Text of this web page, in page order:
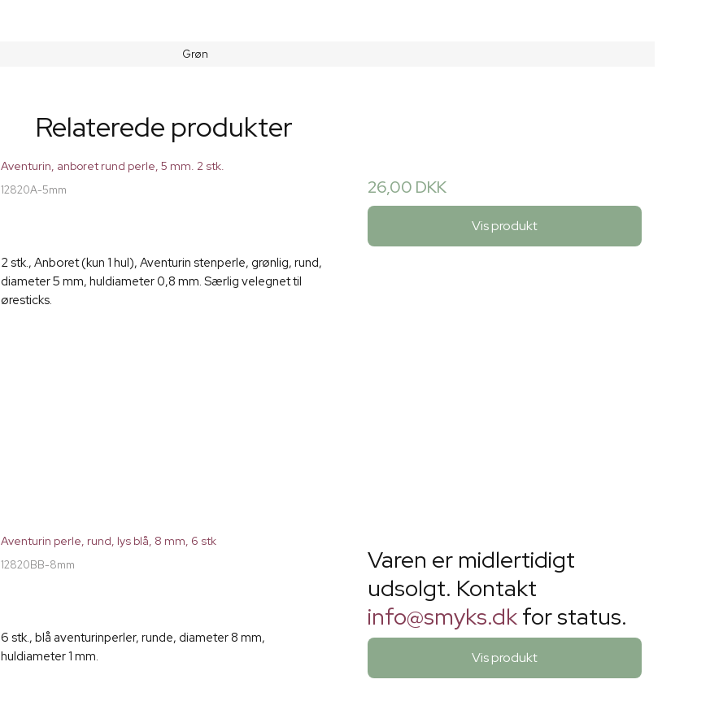
Grøn
Relaterede produkter
Aventurin, anboret rund perle, 5 mm. 2 stk.
12820A-5mm
2 stk., Anboret (kun 1 hul), Aventurin stenperle, grønlig, rund,
diameter 5 mm, huldiameter 0,8 mm. Særlig velegnet til
øresticks.
26,00 DKK
Vis produkt
Aventurin perle, rund, lys blå, 8 mm, 6 stk
12820BB-8mm
6 stk., blå aventurinperler, runde, diameter 8 mm,
huldiameter 1 mm.
Varen er midlertidigt
udsolgt. Kontakt
info@smyks.dkfor status.
Vis produkt